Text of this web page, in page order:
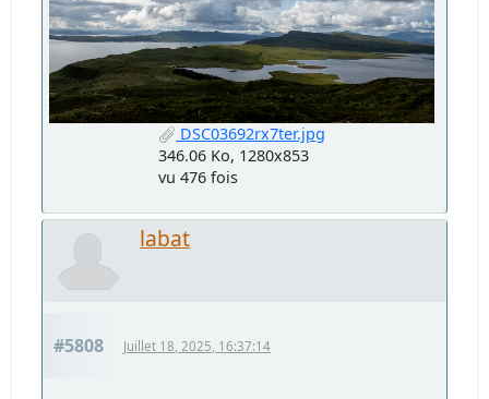
DSC03692rx7ter.jpg
346.06 Ko, 1280x853
vu 476 fois
labat
#5808 Juillet 18, 2025, 16:37:14